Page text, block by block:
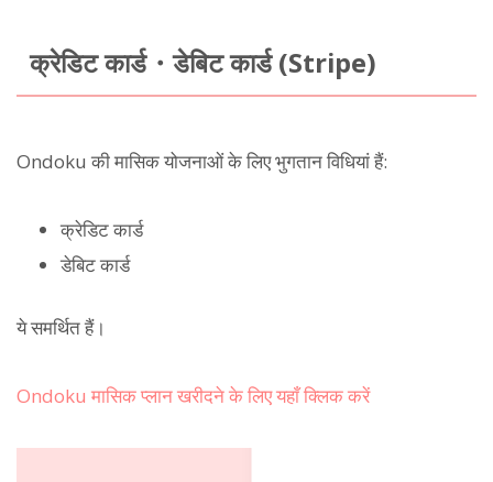
क्रेडिट कार्ड・डेबिट कार्ड (Stripe)
Ondoku की मासिक योजनाओं के लिए भुगतान विधियां हैं:
क्रेडिट कार्ड
डेबिट कार्ड
ये समर्थित हैं।
Ondoku मासिक प्लान खरीदने के लिए यहाँ क्लिक करें